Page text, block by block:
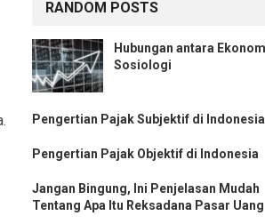
RANDOM POSTS
Hubungan antara
Sosiologi
Pengertian Pajak Subjektif di Indonesia
Pengertian Pajak Objektif di Indonesia
Jangan Bingung, Ini Penjelasan Mudah
Tentang Apa Itu Reksadana Pasar Uang